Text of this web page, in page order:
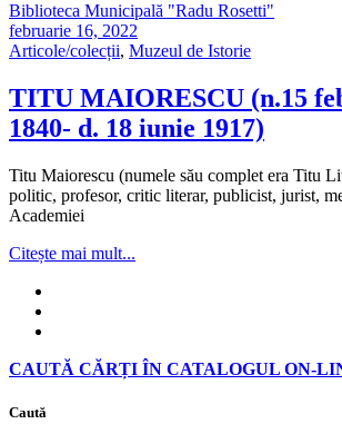
Biblioteca Municipală "Radu Rosetti"
februarie 16, 2022
Articole/colecții, Muzeul de Istorie
TITU MAIORESCU (n.15
1840- d. 18 iunie 1917)
Titu Maiorescu (numele său complet era Titu
politic, profesor, critic literar, publicist, jurist,
Academiei
Citește mai mult...
CAUTĂ CĂRȚI ÎN CATALOGUL ON-
Caută